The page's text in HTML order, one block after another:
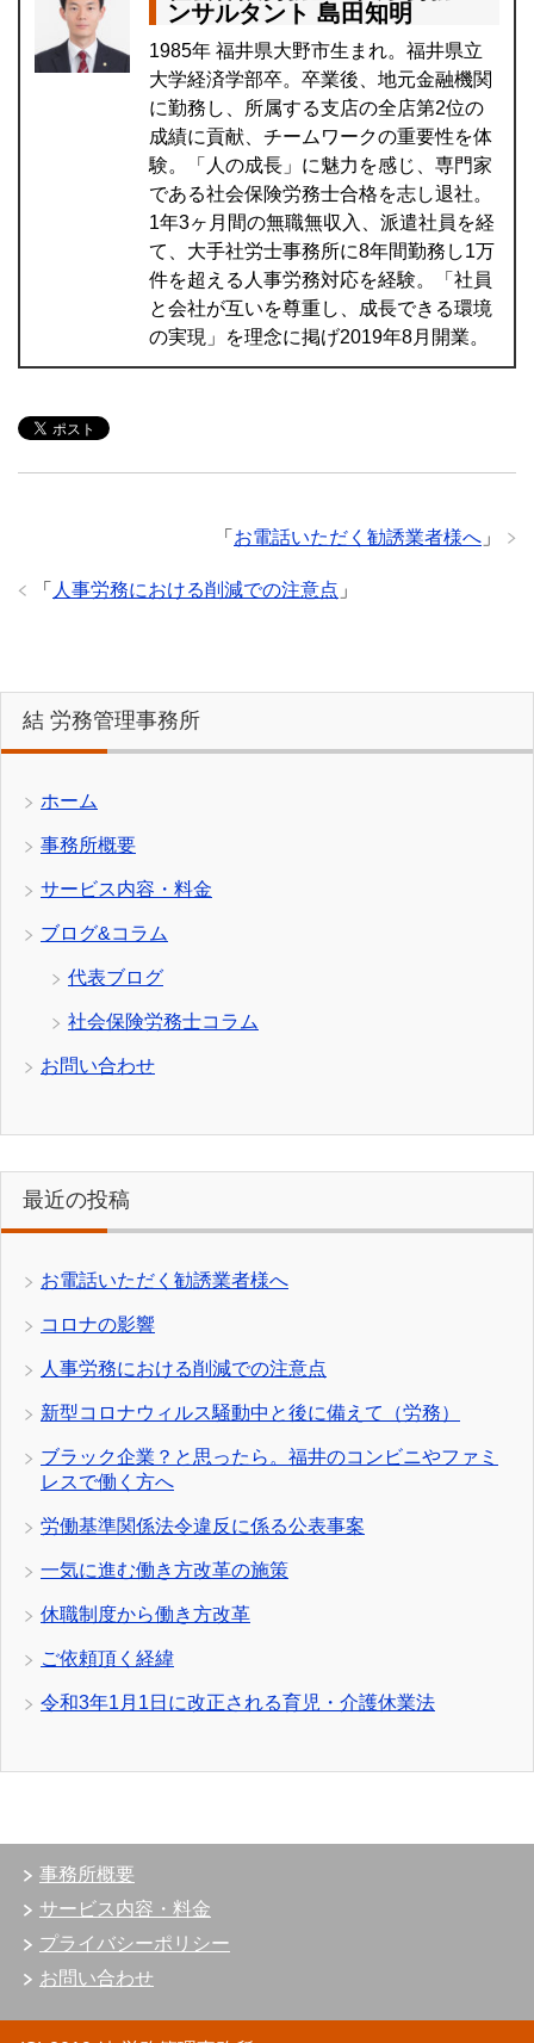
ンサルタント 島田知明
1985年 福井県大野市生まれ。福井県立
大学経済学部卒。卒業後、地元金融機関
に勤務し、所属する支店の全店第2位の
成績に貢献、チームワークの重要性を体
験。「人の成長」に魅力を感じ、専門家
である社会保険労務士合格を志し退社。
1年3ヶ月間の無職無収入、派遣社員を経
て、大手社労士事務所に8年間勤務し1万
件を超える人事労務対応を経験。「社員
と会社が互いを尊重し、成長できる環境
の実現」を理念に掲げ2019年8月開業。
「 お電話いただく勧誘業者様へ 」
「 人事労務における削減での注意点 」
結 労務管理事務所
ホーム
事務所概要
サービス内容・料金
ブログ&コラム
代表ブログ
社会保険労務士コラム
お問い合わせ
最近の投稿
お電話いただく勧誘業者様へ
コロナの影響
人事労務における削減での注意点
新型コロナウィルス騒動中と後に備えて（労務）
ブラック企業？と思ったら。福井のコンビニやファミ
レスで働く方へ
労働基準関係法令違反に係る公表事案
一気に進む働き方改革の施策
休職制度から働き方改革
ご依頼頂く経緯
令和3年1月1日に改正される育児・介護休業法
事務所概要
サービス内容・料金
プライバシーポリシー
お問い合わせ